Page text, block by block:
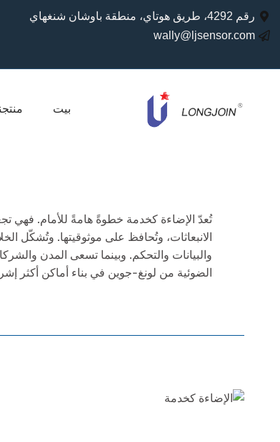
رقم 4292، طريق هوتاي، منطقة باوشان شنغهاي
wally@ljsensor.com
بيت
تُعدّ الإضاءة كخدمة خطوةً هامةً للأمام. فهي
الانبعاثات، وتُحافظ على موثوقيتها. وتُشكّل
والبيانات والتحكم. وبينما تسعى المدن
الضوئية من لونغ-جوين في بناء أماكن أكثر